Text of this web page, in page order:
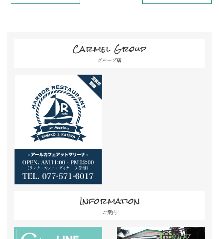
Carmel Group
グループ店
Information
ご案内